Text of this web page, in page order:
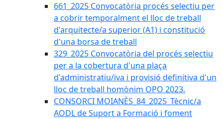
661_2025 Convocatòria procés selectiu per
a cobrir temporalment el lloc de treball
d'arquitecte/a superior (A1) i constitució
d'una borsa de treball
329_2025 Convocatòria del procés selectiu
per a la cobertura d'una plaça
d'administratiu/iva i provisió definitiva d'un
lloc de treball homònim OPO 2023.
CONSORCI MOIANÈS_84_2025_Tècnic/a
AODL de Suport a Formació i foment